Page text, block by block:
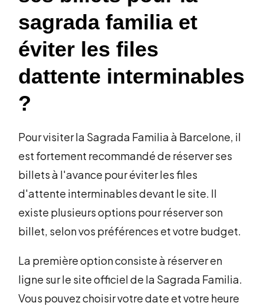
sagrada familia et
éviter les files
dattente interminables
?
Pour visiter la Sagrada Familia à Barcelone, il
est fortement recommandé de réserver ses
billets à l'avance pour éviter les files
d'attente interminables devant le site. Il
existe plusieurs options pour réserver son
billet, selon vos préférences et votre budget.
La première option consiste à réserver en
ligne sur le site officiel de la Sagrada Familia.
Vous pouvez choisir votre date et votre heure